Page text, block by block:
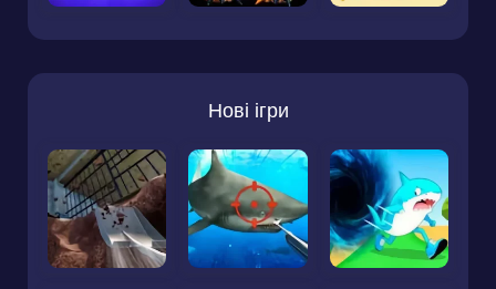
Нові ігри